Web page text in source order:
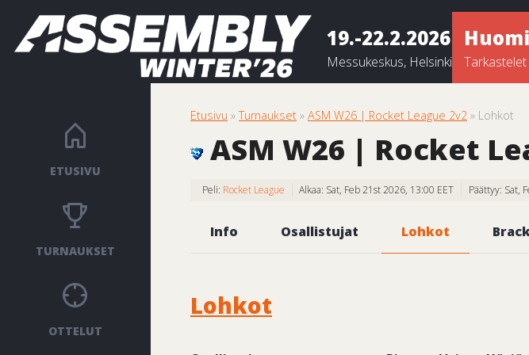
19.-22.2.2026
Messukeskus, Helsinki
ETUSIVU
TURNAUKSET
OTTELUT
Etusivu »Turnaukset » ASM W26 | Rocket League 2v2 » Lohkot
ASM W26 | Rocket
Peli: Rocket League Alkaa: Sat, Feb 21st 2026, 13:00 EET Päättyy: Sat,
Info Osallistujat Lohkot
Lohkot